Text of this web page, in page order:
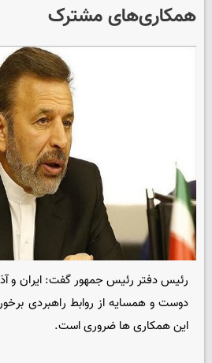
همکاری‌های مشترک
رئیس دفتر رئیس جمهور گفت: ایران و
دوست و همسایه از روابط راهبردی
این همکاری ها ضروری است.